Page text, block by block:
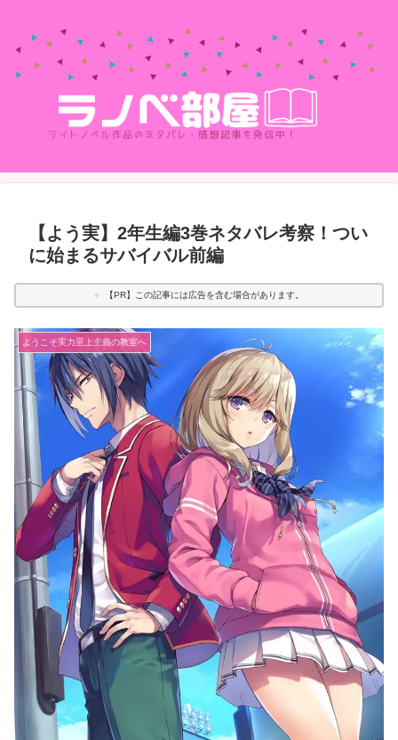
【よう実】2年生編3巻ネタバレ考察！つい
に始まるサバイバル前編
【PR】この記事には広告を含む場合があります。
ようこそ実力至上主義の教室へ